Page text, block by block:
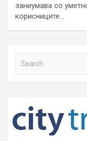
заниумава со
корисниците…
h